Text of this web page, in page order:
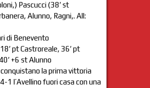
Pascucci (38′ st
Alunno, Ragni,. All:
di Benevento
pt Castroreale, 36′ pt
+6 st Alunno
la prima vittoria
1 l’Avellino fuori casa con una